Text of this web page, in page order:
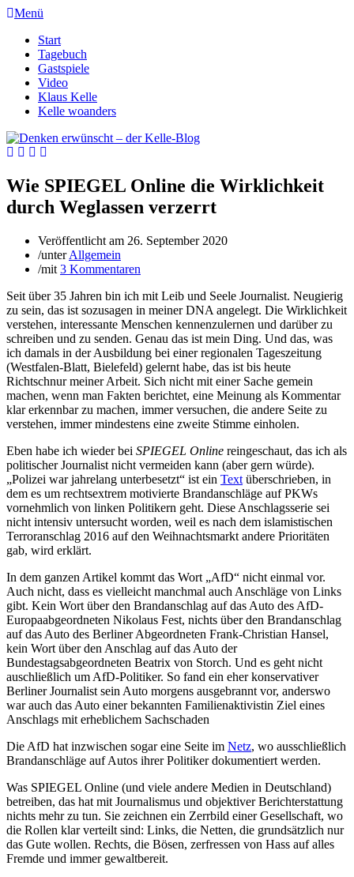
Menü
Start
Tagebuch
Gastspiele
Video
Klaus Kelle
Kelle woanders
Wie SPIEGEL Online die Wirklichkeit
durch Weglassen verzerrt
Veröffentlicht am 26. September 2020
/unterAllgemein
/mit 3 Kommentaren
Seit über 35 Jahren bin ich mit Leib und Seele Journalist. Neugierig
zu sein, das ist sozusagen in meiner DNA angelegt. Die Wirklichkeit
verstehen, interessante Menschen kennenzulernen und darüber zu
schreiben und zu senden. Genau das ist mein Ding. Und das, was
ich damals in der Ausbildung bei einer regionalen Tageszeitung
(Westfalen-Blatt, Bielefeld) gelernt habe, das ist bis heute
Richtschnur meiner Arbeit. Sich nicht mit einer Sache gemein
machen, wenn man Fakten berichtet, eine Meinung als Kommentar
klar erkennbar zu machen, immer versuchen, die andere Seite zu
verstehen, immer mindestens eine zweite Stimme einholen.
Eben habe ich wieder bei SPIEGEL Online reingeschaut, das ich als
politischer Journalist nicht vermeiden kann (aber gern würde).
„Polizei war jahrelang unterbesetzt“ ist ein Text überschrieben, in
dem es um rechtsextrem motivierte Brandanschläge auf PKWs
vornehmlich von linken Politikern geht. Diese Anschlagsserie sei
nicht intensiv untersucht worden, weil es nach dem islamistischen
Terroranschlag 2016 auf den Weihnachtsmarkt andere Prioritäten
gab, wird erklärt.
In dem ganzen Artikel kommt das Wort „AfD“ nicht einmal vor.
Auch nicht, dass es vielleicht manchmal auch Anschläge von Links
gibt. Kein Wort über den Brandanschlag auf das Auto des AfD-
Europaabgeordneten Nikolaus Fest, nichts über den Brandanschlag
auf das Auto des Berliner Abgeordneten Frank-Christian Hansel,
kein Wort über den Anschlag auf das Auto der
Bundestagsabgeordneten Beatrix von Storch. Und es geht nicht
auschließlich um AfD-Politiker. So fand ein eher konservativer
Berliner Journalist sein Auto morgens ausgebrannt vor, anderswo
war auch das Auto einer bekannten Familienaktivistin Ziel eines
Anschlags mit erheblichem Sachschaden
Die AfD hat inzwischen sogar eine Seite im Netz, wo ausschließlich
Brandanschläge auf Autos ihrer Politiker dokumentiert werden.
Was SPIEGEL Online (und viele andere Medien in Deutschland)
betreiben, das hat mit Journalismus und objektiver Berichterstattung
nichts mehr zu tun. Sie zeichnen ein Zerrbild einer Gesellschaft, wo
die Rollen klar verteilt sind: Links, die Netten, die grundsätzlich nur
das Gute wollen. Rechts, die Bösen, zerfressen von Hass auf alles
Fremde und immer gewaltbereit.